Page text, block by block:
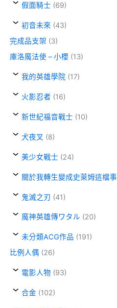
假面騎士 (69)
初音未來 (43)
完成品支架 (3)
庫洛魔法使 – 小櫻 (13)
我的英雄學院 (17)
火影忍者 (16)
新世紀福音戰士 (10)
犬夜叉 (8)
美少女戰士 (24)
關於我轉生變成史萊姆這檔事
鬼滅之刃 (41)
魔神英雄傳ワタル (20)
未分類ACG作品 (191)
比例人偶 (26)
電影人物 (93)
合金 (102)